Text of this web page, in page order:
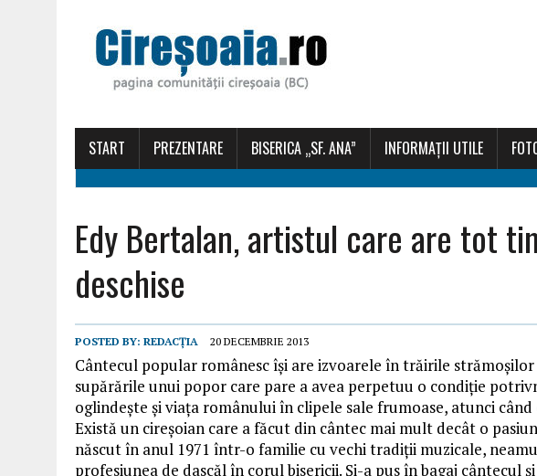
START PREZENTARE BISERICA „SF. ANA” INFORMAȚII UTILE
Edy Bertalan, artistul care are tot
deschise
POSTED BY: REDACȚIA 20 DECEMBRIE 2013
Cântecul popular românesc îşi are izvoarele în trăirile
supărările unui popor care pare a avea perpetuu o condiţie
oglindeşte şi viaţa românului în clipele sale frumoase, atunci
Există un cireşoian care a făcut din cântec mai mult decât o
născut în anul 1971 într-o familie cu vechi tradiţii muzicale,
profesiunea de dascăl în corul bisericii. Şi-a pus în bagaj cântecul